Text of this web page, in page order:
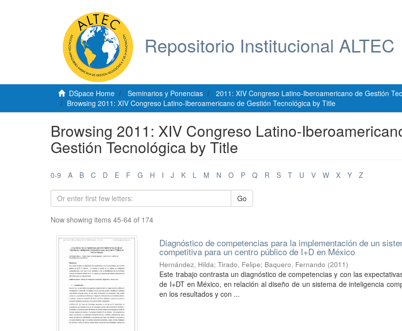
Repositorio Institucional ALTEC
DSpace Home Seminarios y Ponencias
2011: XIV Congreso Latino-Iberoamericano de Gestión
Browsing 2011: XIV Congreso Latino-Iberoamericano de Gestión Tecnológica by Title
Browsing 2011: XIV Congreso Latino-
Gestión Tecnológica by Title
0-9 A B C D E F G H I J K L M N O P Q R S T U V W X Y Z
Go
Now showing items 45-64 of 174
Diagnóstico de competencias para la implementación de un
competitiva para un centro público de I+D en México
Hernández, Hilda;Tirado, Felipe; Baquero, Fernando (2011)
Este trabajo contrasta un diagnóstico de competencias y con las
de I+DT en México, en relación al diseño de un sistema de inteligencia
en los resultados y con ...